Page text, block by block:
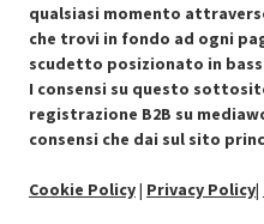
Condizioni generali di vendita
Cookie Policy
Preferenze cookie
Informativa privacy
qualsiasi momento
che trovi in fondo ad ogni
scudetto posizionato in
I consensi su questo
registrazione B2B su
consensi che dai sul sito
Cookie Policy| Privacy Policy|